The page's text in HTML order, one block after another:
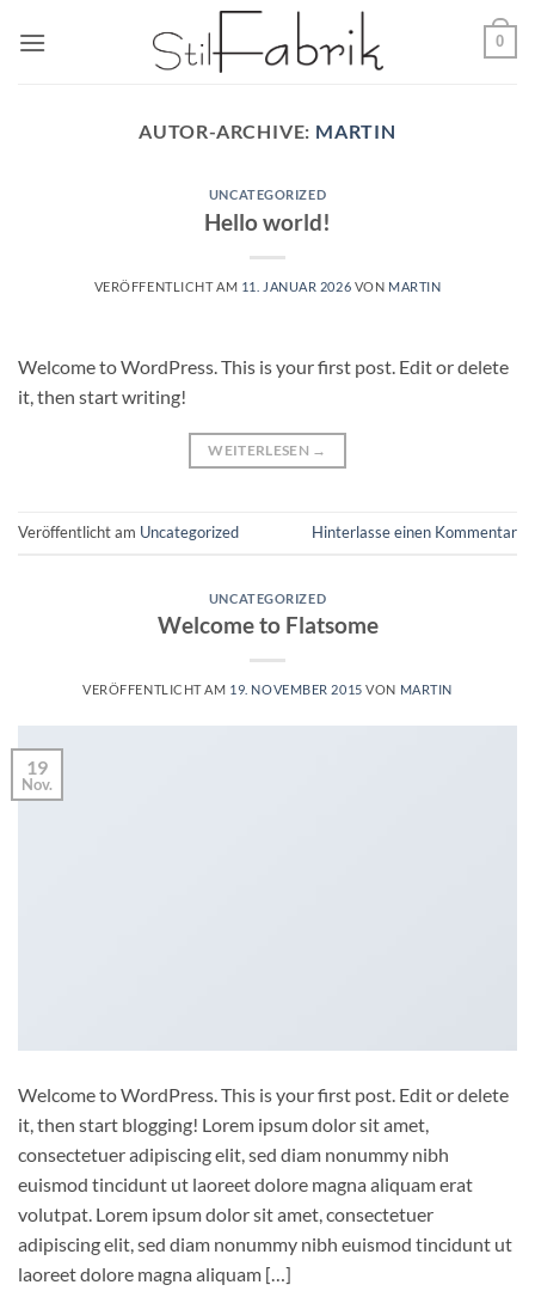
Inhalt
0
AUTOR-ARCHIVE: MARTIN
UNCATEGORIZED
Hello world!
VERÖFFENTLICHT AM 11. JANUAR 2026 VON MARTIN
Welcome to WordPress. This is your first post. Edit or delete
it, then start writing!
WEITERLESEN →
Veröffentlicht am Uncategorized Hinterlasse einen Kommentar
UNCATEGORIZED
Welcome to Flatsome
VERÖFFENTLICHT AM 19. NOVEMBER 2015 VON MARTIN
19
Nov.
Welcome to WordPress. This is your first post. Edit or delete
it, then start blogging! Lorem ipsum dolor sit amet,
consectetuer adipiscing elit, sed diam nonummy nibh
euismod tincidunt ut laoreet dolore magna aliquam erat
volutpat. Lorem ipsum dolor sit amet, consectetuer
adipiscing elit, sed diam nonummy nibh euismod tincidunt ut
laoreet dolore magna aliquam […]